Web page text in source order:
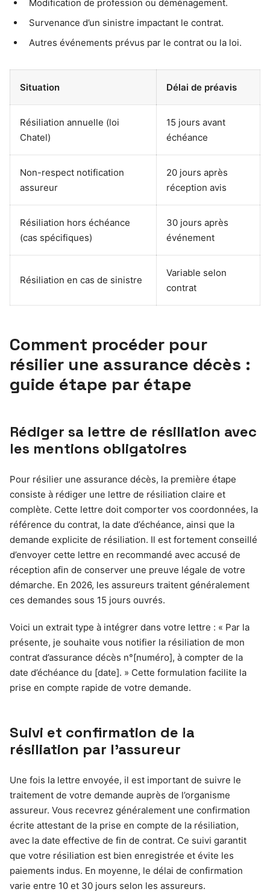
Modification de profession ou déménagement.
Survenance d’un sinistre impactant le contrat.
Autres événements prévus par le contrat ou la loi.
Situation Délai de préavis
Résiliation annuelle (loi
Chatel)
15 jours avant
échéance
Non-respect notification
assureur
20 jours après
réception avis
Résiliation hors échéance
(cas spécifiques)
30 jours après
événement
Résiliation en cas de sinistre
Variable selon
contrat
Comment procéder pour
résilier une assurance décès :
guide étape par étape
Rédiger sa lettre de résiliation avec
les mentions obligatoires
Pour résilier une assurance décès, la première étape
consiste à rédiger une lettre de résiliation claire et
complète. Cette lettre doit comporter vos coordonnées, la
référence du contrat, la date d’échéance, ainsi que la
demande explicite de résiliation. Il est fortement conseillé
d’envoyer cette lettre en recommandé avec accusé de
réception afin de conserver une preuve légale de votre
démarche. En 2026, les assureurs traitent généralement
ces demandes sous 15 jours ouvrés.
Voici un extrait type à intégrer dans votre lettre : « Par la
présente, je souhaite vous notifier la résiliation de mon
contrat d’assurance décès n°[numéro], à compter de la
date d’échéance du [date]. » Cette formulation facilite la
prise en compte rapide de votre demande.
Suivi et confirmation de la
résiliation par l’assureur
Une fois la lettre envoyée, il est important de suivre le
traitement de votre demande auprès de l’organisme
assureur. Vous recevrez généralement une confirmation
écrite attestant de la prise en compte de la résiliation,
avec la date effective de fin de contrat. Ce suivi garantit
que votre résiliation est bien enregistrée et évite les
paiements indus. En moyenne, le délai de confirmation
varie entre 10 et 30 jours selon les assureurs.